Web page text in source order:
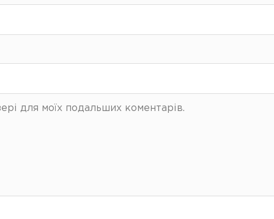
для моїх подальших коментарів.